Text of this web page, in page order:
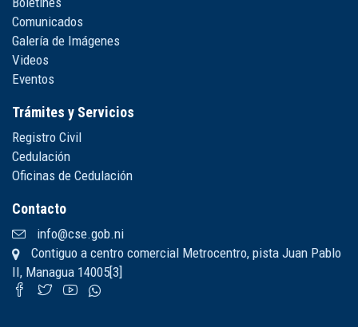
Comunicados
Galería de Imágenes
Videos
Eventos
Trámites y Servicios
Registro Civil
Cedulación
Oficinas de Cedulación
Contacto
info@cse.gob.ni
Contiguo a centro comercial Metrocentro, pista Juan Pablo
II, Managua 14005[3]